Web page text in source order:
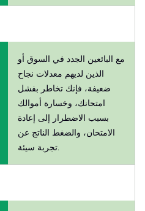
مع البائعين الجدد في السوق أو
الذين لديهم معدلات نجاح
ضعيفة، فإنك تخاطر بفشل
امتحانك، وخسارة أموالك
بسبب الاضطرار إلى إعادة
الامتحان، والضغط الناتج عن